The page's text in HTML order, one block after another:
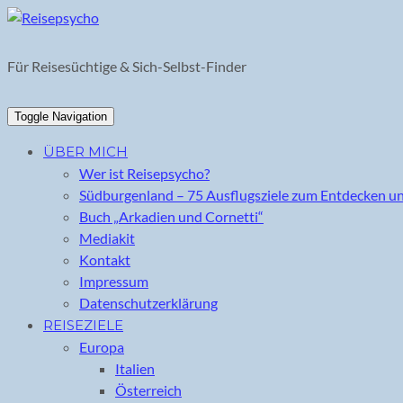
Skip
content
Für Reisesüchtige & Sich-Selbst-Finder
Toggle Navigation
ÜBER MICH
Wer ist Reisepsycho?
Südburgenland – 75 Ausflugsziele zum Entdecken
Buch „Arkadien und Cornetti“
Mediakit
Kontakt
Impressum
Datenschutzerklärung
REISEZIELE
Europa
Italien
Österreich